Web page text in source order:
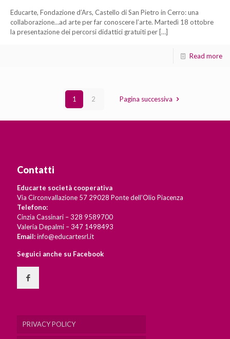
Educarte, Fondazione d’Ars, Castello di San Pietro in Cerro: una
collaborazione…ad arte per far conoscere l’arte. Martedì 18 ottobre
la presentazione dei percorsi didattici gratuiti per […]
Read more
1 2 Pagina successiva
Contatti
Educarte società cooperativa
Via Circonvallazione 57 29028 Ponte dell’Olio Piacenza
Telefono:
Cinzia Cassinari – 328 9589700
Valeria Depalmi – 347 1498493
Email:info@educartesrl.it
Seguici anche su Facebook
PRIVACY POLICY